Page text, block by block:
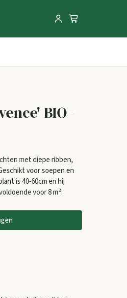
BIO -
met diepe ribben,
voor soepen en
is 40-60cm en hij
voor 8 m².